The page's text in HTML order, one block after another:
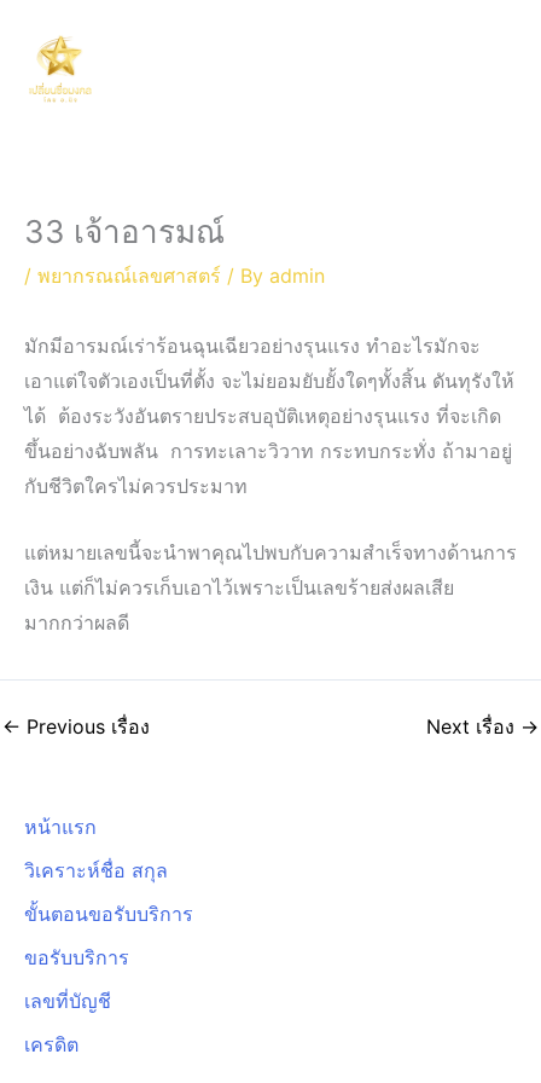
content
33 เจ้าอารมณ์
/ พยากรณณ์เลขศาสตร์ / By admin
มักมีอารมณ์เร่าร้อนฉุนเฉียวอย่างรุนแรง ทำอะไรมักจะ
เอาแต่ใจตัวเองเป็นที่ตั้ง จะไม่ยอมยับยั้งใดๆทั้งสิ้น ดันทุรังให้
ได้ ต้องระวังอันตรายประสบอุบัติเหตุอย่างรุนแรง ที่จะเกิด
ขึ้นอย่างฉับพลัน การทะเลาะวิวาท กระทบกระทั่ง ถ้ามาอยู่
กับชีวิตใครไม่ควรประมาท
แต่หมายเลขนี้จะนำพาคุณไปพบกับความสำเร็จทางด้านการ
เงิน แต่ก็ไม่ควรเก็บเอาไว้เพราะเป็นเลขร้ายส่งผลเสีย
มากกว่าผลดี
← Previous เรื่อง Next เรื่อง →
หน้าแรก
วิเคราะห์ชื่อ สกุล
ขั้นตอนขอรับบริการ
ขอรับบริการ
เลขที่บัญชี
เครดิต